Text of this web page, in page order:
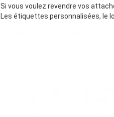
Si vous voulez revendre vos
Les étiquettes personnalisées, le